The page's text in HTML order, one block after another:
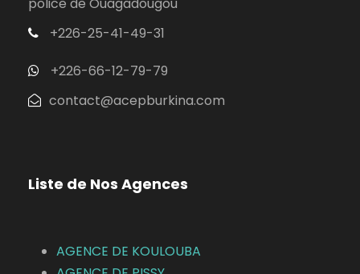
+226-25-41-49-31
+226-66-12-79-79
contact@acepburkina.com
Liste de Nos Agences
AGENCE DE KOULOUBA